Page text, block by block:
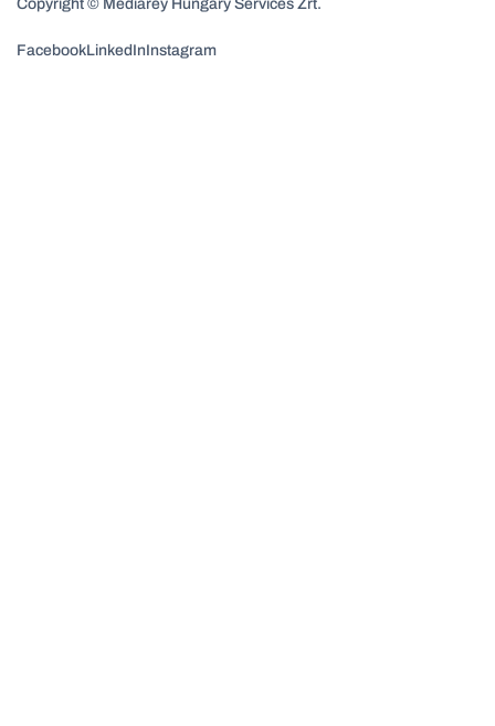
Copyright © Mediarey Hungary Services Zrt.
FacebookLinkedInInstagram